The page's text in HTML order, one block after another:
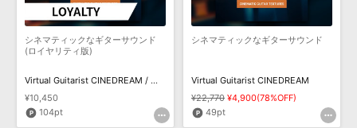
シネマティックなギターサウンド
(ロイヤリティ版)
Virtual Guitarist CINEDREAM / ロイヤリティ
¥10,450
104pt
シネマティックなギターサウンド
Virtual Guitarist CINEDREAM
¥22,770 ¥4,900(78%OFF)
49pt